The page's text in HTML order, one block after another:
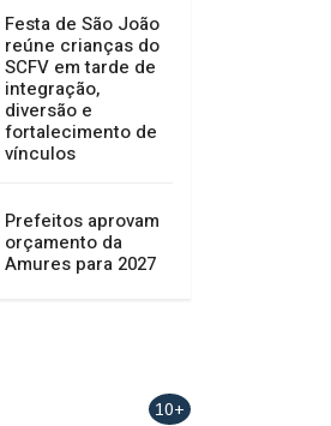
Festa de São João
reúne crianças do
SCFV em tarde de
integração,
diversão e
fortalecimento de
vínculos
Prefeitos aprovam
orçamento da
Amures para 2027
10+